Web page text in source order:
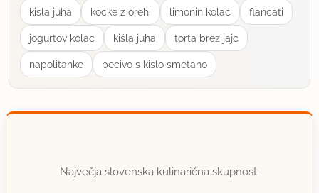
kisla juha kocke z orehi limonin kolac flancati
jogurtov kolac kišla juha torta brez jajc
napolitanke pecivo s kislo smetano
Največja slovenska kulinarična skupnost.